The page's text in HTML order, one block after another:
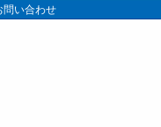
問い合わせ